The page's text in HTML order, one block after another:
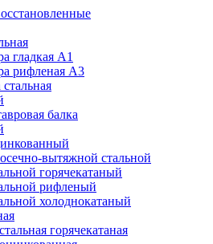
гладкая А1
рифленая А3
балка
вытяжной стальной
горячекатаный
рифленый
холоднокатаный
горячекатаная